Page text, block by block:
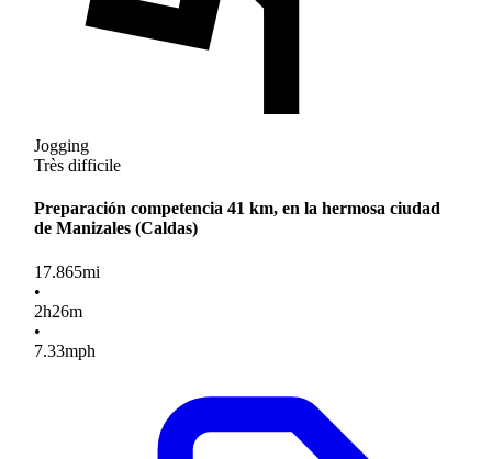
Jogging
Très difficile
Preparación competencia 41 km, en la hermosa ciudad
de Manizales (Caldas)
17.865mi
•
2h26m
•
7.33mph